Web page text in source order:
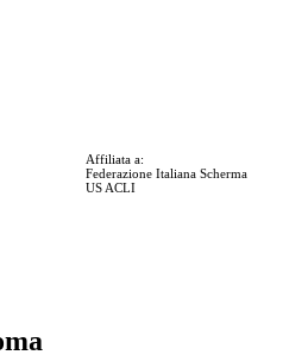
Affiliata a:
Federazione Italiana Scherma
US ACLI